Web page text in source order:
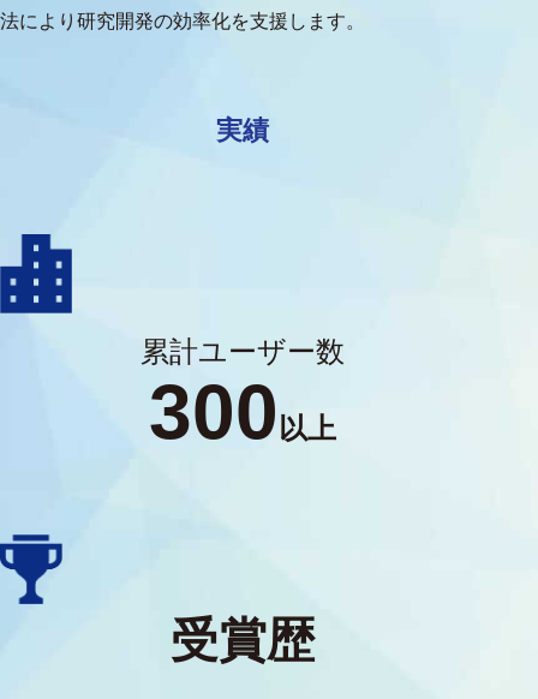
法により研究開発の効率化を支援します。
実績
累計ユーザー数
300 以上
受賞歴